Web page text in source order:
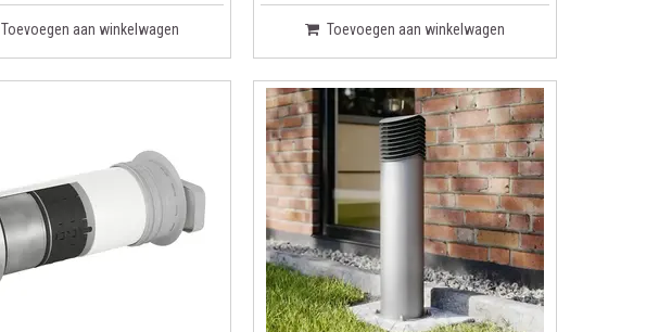
Toevoegen aan winkelwagen Toevoegen aan winkelwagen